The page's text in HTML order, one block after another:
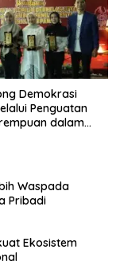
Demokrasi
Penguatan
dalam
Waspada
Pribadi
Ekosistem